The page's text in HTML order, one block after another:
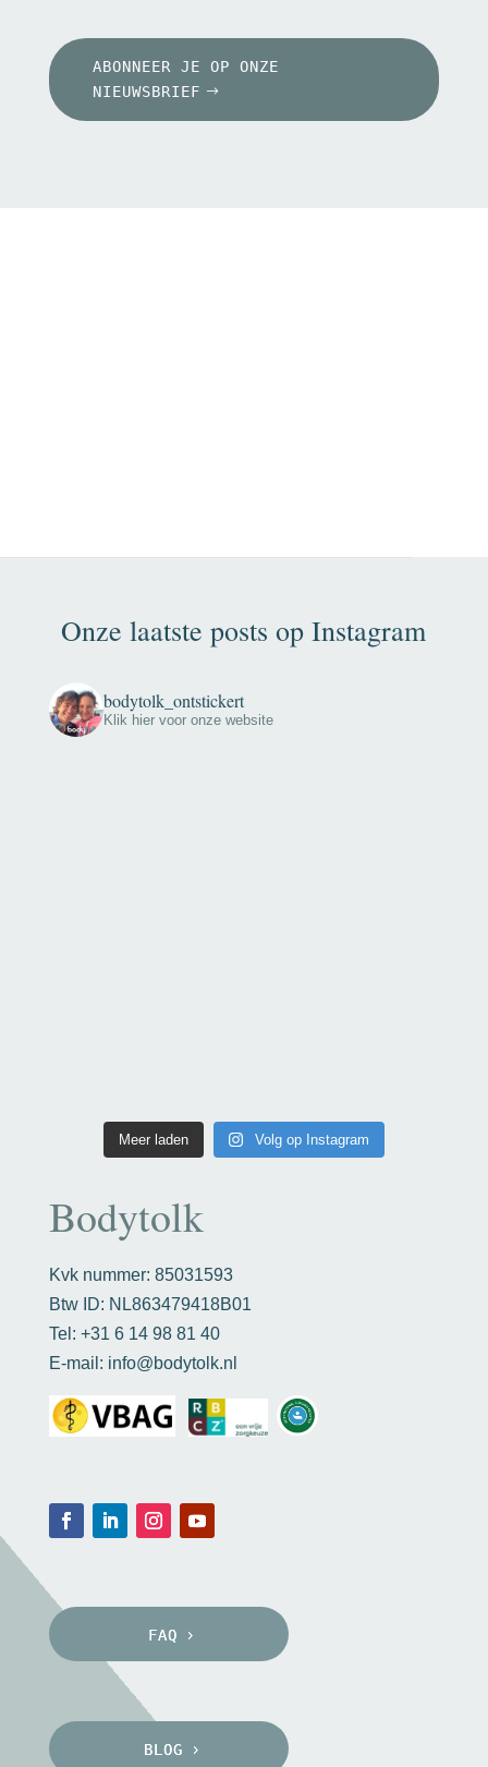
ABONNEER JE OP ONZE
NIEUWSBRIEF
Onze laatste posts op Instagram
bodytolk_ontstickert
Klik hier voor onze website
Meer laden Volg op Instagram
Bodytolk
Kvk nummer: 85031593
Btw ID: NL863479418B01
Tel: +31 6 14 98 81 40
E-mail: info@bodytolk.nl
FAQ
BLOG